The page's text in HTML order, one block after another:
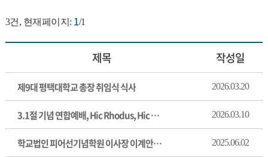
3건, 현재페이지: 1/1
제목 작성일
제9대 평택대학교 총장 취임식 식사 2026.03.20
3.1절 기념 연합예배, Hic Rhodus, Hic Salta! - 여기가 로도스다, 여 2026.03.10
학교법인 피어선기념학원 이사장 이계안입니다. 2025.06.02